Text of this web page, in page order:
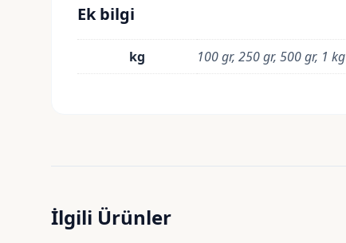
Ek bilgi
kg 100 gr, 250 gr, 500 gr, 1 kg
İlgili Ürünler